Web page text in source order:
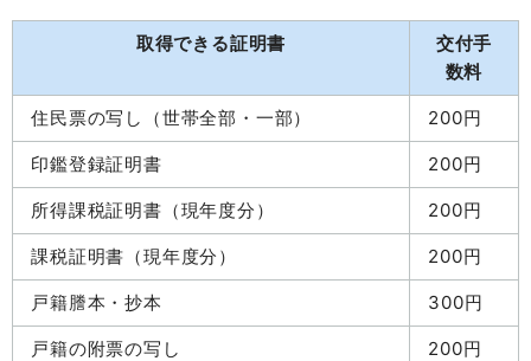
取得できる証明書
交付手
数料
住民票の写し（世帯全部・一部） 200円
印鑑登録証明書 200円
所得課税証明書（現年度分） 200円
課税証明書（現年度分） 200円
戸籍謄本・抄本 300円
戸籍の附票の写し 200円